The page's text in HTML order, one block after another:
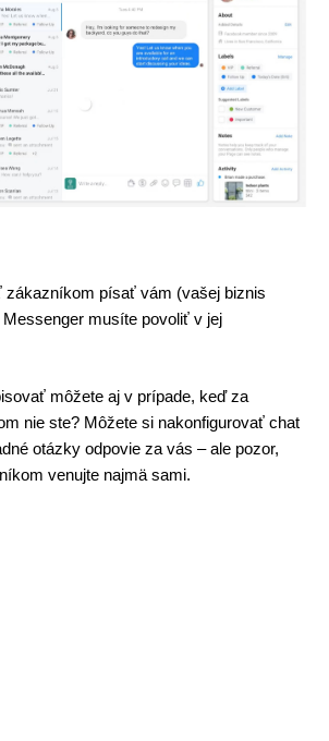
zákazníkom písať vám (vašej biznis
musíte povoliť v jej
môžete aj v prípade, keď za
nie ste? Môžete si nakonfigurovať chat
otázky odpovie za vás – ale pozor,
venujte najmä sami.